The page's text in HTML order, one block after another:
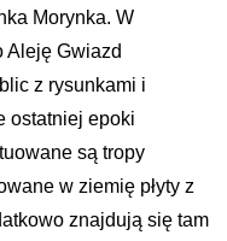
Morynka. W
Aleję Gwiazd
z rysunkami i
ostatniej epoki
są tropy
w ziemię płyty z
znajdują się tam